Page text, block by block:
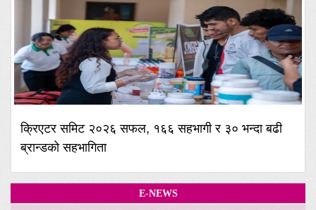
क्रिएटर समिट २०२६ सफल, १६६ सहभागी र ३० भन्दा बढी
ब्रान्डको सहभागिता
E-NEWS